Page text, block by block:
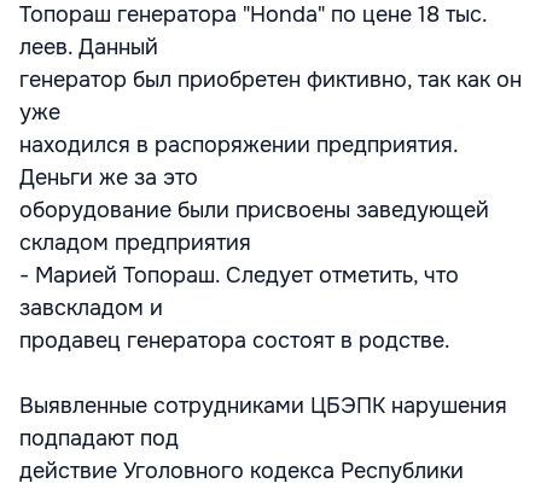
Топораш генератора "Honda" по цене 18 тыс.
леев. Данный
генератор был приобретен фиктивно, так как он
уже
находился в распоряжении предприятия.
Деньги же за это
оборудование были присвоены заведующей
складом предприятия
- Марией Топораш. Следует отметить, что
завскладом и
продавец генератора состоят в родстве.
Выявленные сотрудниками ЦБЭПК нарушения
подпадают под
действие Уголовного кодекса Республики